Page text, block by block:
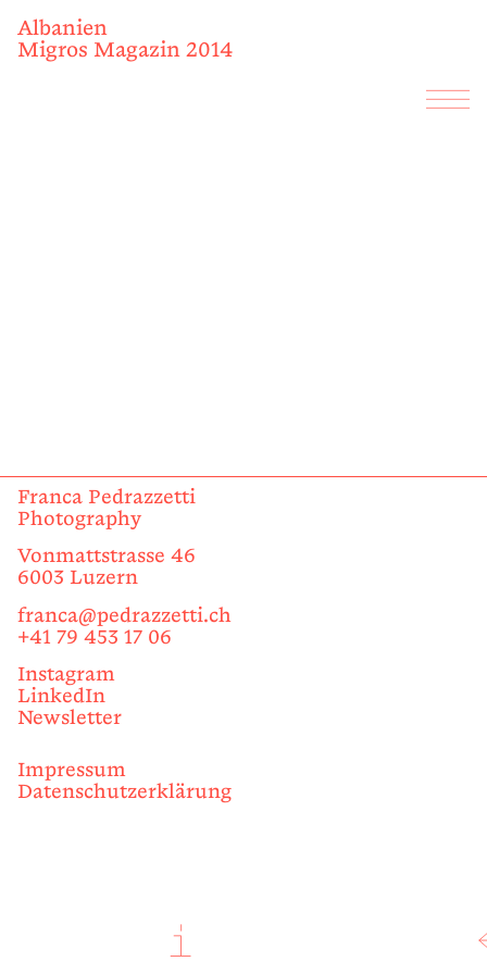
Albanien
Migros Magazin 2014
Franca Pedrazzetti
Photography
Vonmattstrasse 46
6003 Luzern
franca@pedrazzetti.ch
+41 79 453 17 06
Instagram
LinkedIn
Newsletter
Impressum
Datenschutzerklärung